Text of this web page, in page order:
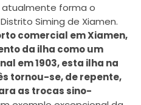
forma o
Siming de Xiamen.
comercial em Xiamen,
da ilha como um
em 1903, esta ilha na
tornou-se, de repente,
as trocas sino-